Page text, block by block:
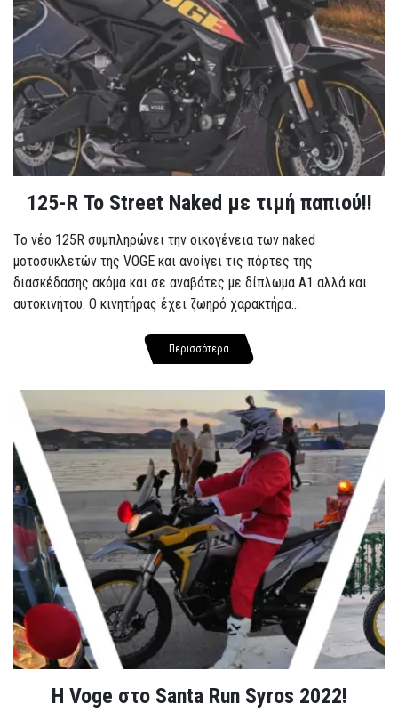
125-R Το Street Naked με τιμή παπιού!!
Το νέο 125R συμπληρώνει την οικογένεια των naked
μοτοσυκλετών της VOGE και ανοίγει τις πόρτες της
διασκέδασης ακόμα και σε αναβάτες με δίπλωμα A1 αλλά και
αυτοκινήτου. Ο κινητήρας έχει ζωηρό χαρακτήρα...
Περισσότερα
Η Voge στο Santa Run Syros 2022!